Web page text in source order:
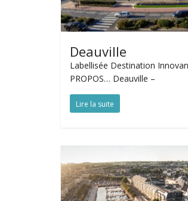
Deauville
Labellisée Destination
PROPOS… Deauville –
Lire la suite